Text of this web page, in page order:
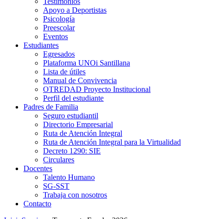
Apoyo a Deportistas
Psicología
Preescolar
Eventos
Estudiantes
Egresados
Plataforma UNOi Santillana
Lista de útiles
Manual de Convivencia
OTREDAD Proyecto Institucional
Perfil del estudiante
Padres de Familia
Seguro estudiantil
Directorio Empresarial
Ruta de Atención Integral
Ruta de Atención Integral para la Virtualidad
Decreto 1290: SIE
Circulares
Docentes
Talento Humano
SG-SST
Trabaja con nosotros
Contacto